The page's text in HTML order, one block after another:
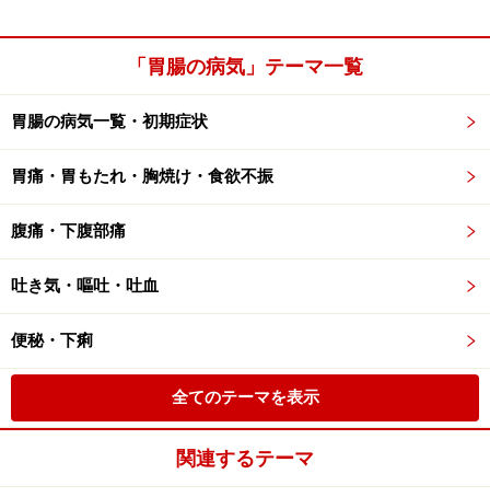
「胃腸の病気」テーマ一覧
胃腸の病気一覧・初期症状
胃痛・胃もたれ・胸焼け・食欲不振
腹痛・下腹部痛
吐き気・嘔吐・吐血
便秘・下痢
全てのテーマを表示
関連するテーマ